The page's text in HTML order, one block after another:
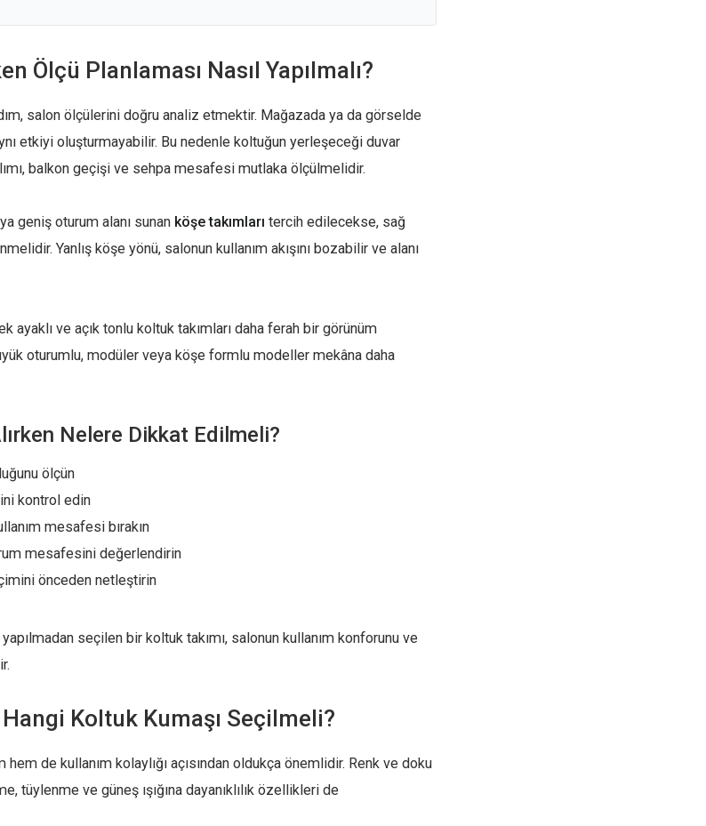
Ölçü Planlaması Nasıl Yapılmalı?
salon ölçülerini doğru analiz etmektir. Mağazada ya da görselde
etkiyi oluşturmayabilir. Bu nedenle koltuğun yerleşeceği duvar
balkon geçişi ve sehpa mesafesi mutlaka ölçülmelidir.
geniş oturum alanı sunan köşe takımları tercih edilecekse, sağ
Yanlış köşe yönü, salonun kullanım akışını bozabilir ve alanı
ayaklı ve açık tonlu koltuk takımları daha ferah bir görünüm
oturumlu, modüler veya köşe formlu modeller mekâna daha
Nelere Dikkat Edilmeli?
ölçün
kontrol edin
mesafesi bırakın
mesafesini değerlendirin
önceden netleştirin
seçilen bir koltuk takımı, salonun kullanım konforunu ve
Koltuk Kumaşı Seçilmeli?
de kullanım kolaylığı açısından oldukça önemlidir. Renk ve doku
tüylenme ve güneş ışığına dayanıklılık özellikleri de